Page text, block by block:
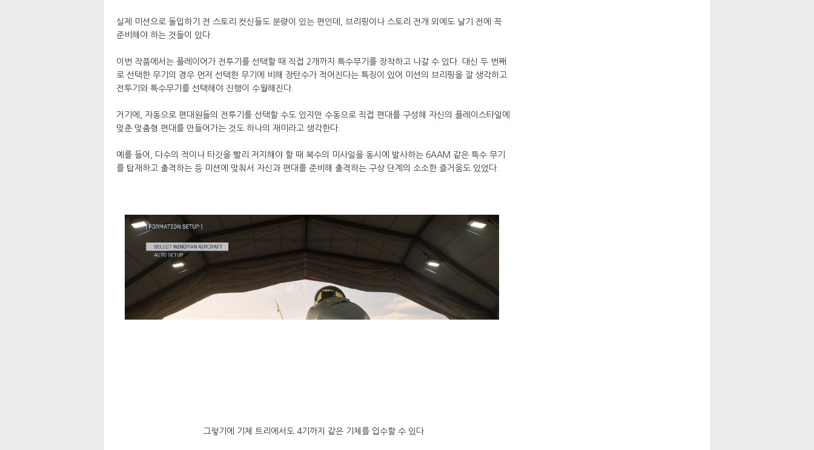
실제 미션으로 돌입하기 전 스토리 컷신들도 분량이 있는 편인데, 브리핑이나 스토리 전개 외에도 날기 전에 꼭
준비해야 하는 것들이 있다.
이번 작품에서는 플레이어가 전투기를 선택할 때 직접 2개까지 특수무기를 장착하고 나갈 수 있다. 대신 두 번째
로 선택한 무기의 경우 먼저 선택한 무기에 비해 장탄수가 적어진다는 특징이 있어 미션의 브리핑을 잘 생각하고
전투기와 특수무기를 선택해야 진행이 수월해진다.
거기에, 자동으로 편대원들의 전투기를 선택할 수도 있지만 수동으로 직접 편대를 구성해 자신의 플레이스타일에
맞춘 맞춤형 편대를 만들어가는 것도 하나의 재미라고 생각한다.
예를 들어, 다수의 적이나 타깃을 빨리 저지해야 할 때 복수의 미사일을 동시에 발사하는 6AAM 같은 특수 무기
를 탑재하고 출격하는 등 미션에 맞춰서 자신과 편대를 준비해 출격하는 구상 단계의 소소한 즐거움도 있었다.
그렇기에 기체 트리에서도 4기까지 같은 기체를 입수할 수 있다